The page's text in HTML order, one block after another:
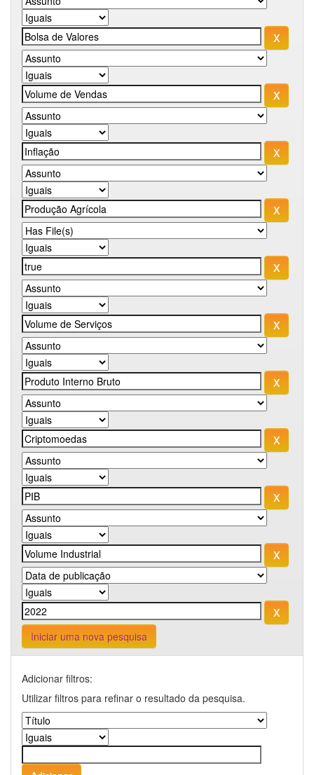
Iniciar uma nova pesquisa
Adicionar filtros:
Utilizar filtros para refinar o resultado da pesquisa.